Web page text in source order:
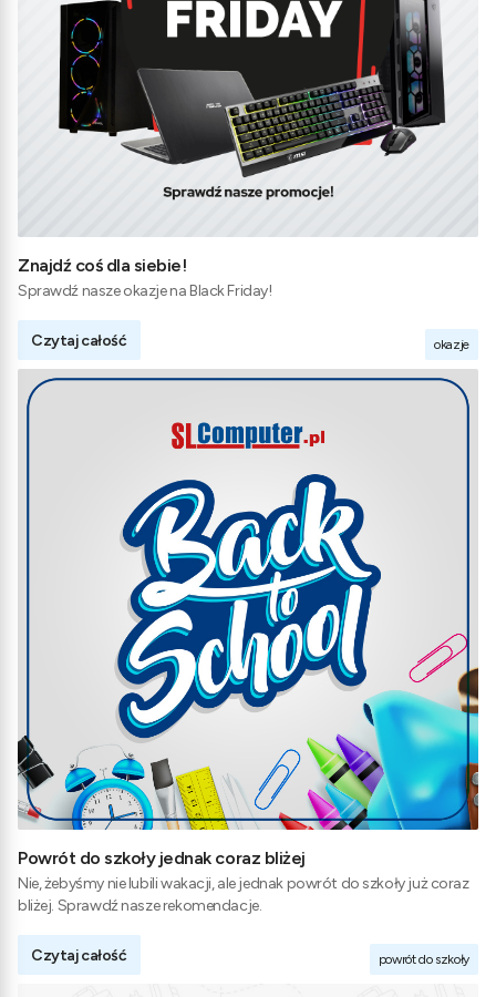
Znajdź coś dla siebie!
Sprawdź nasze okazje na Black Friday!
Czytaj całość okazje
Powrót do szkoły jednak coraz bliżej
Nie, żebyśmy nie lubili wakacji, ale jednak powrót do szkoły już coraz
bliżej. Sprawdź nasze rekomendacje.
Czytaj całość powrót do szkoły